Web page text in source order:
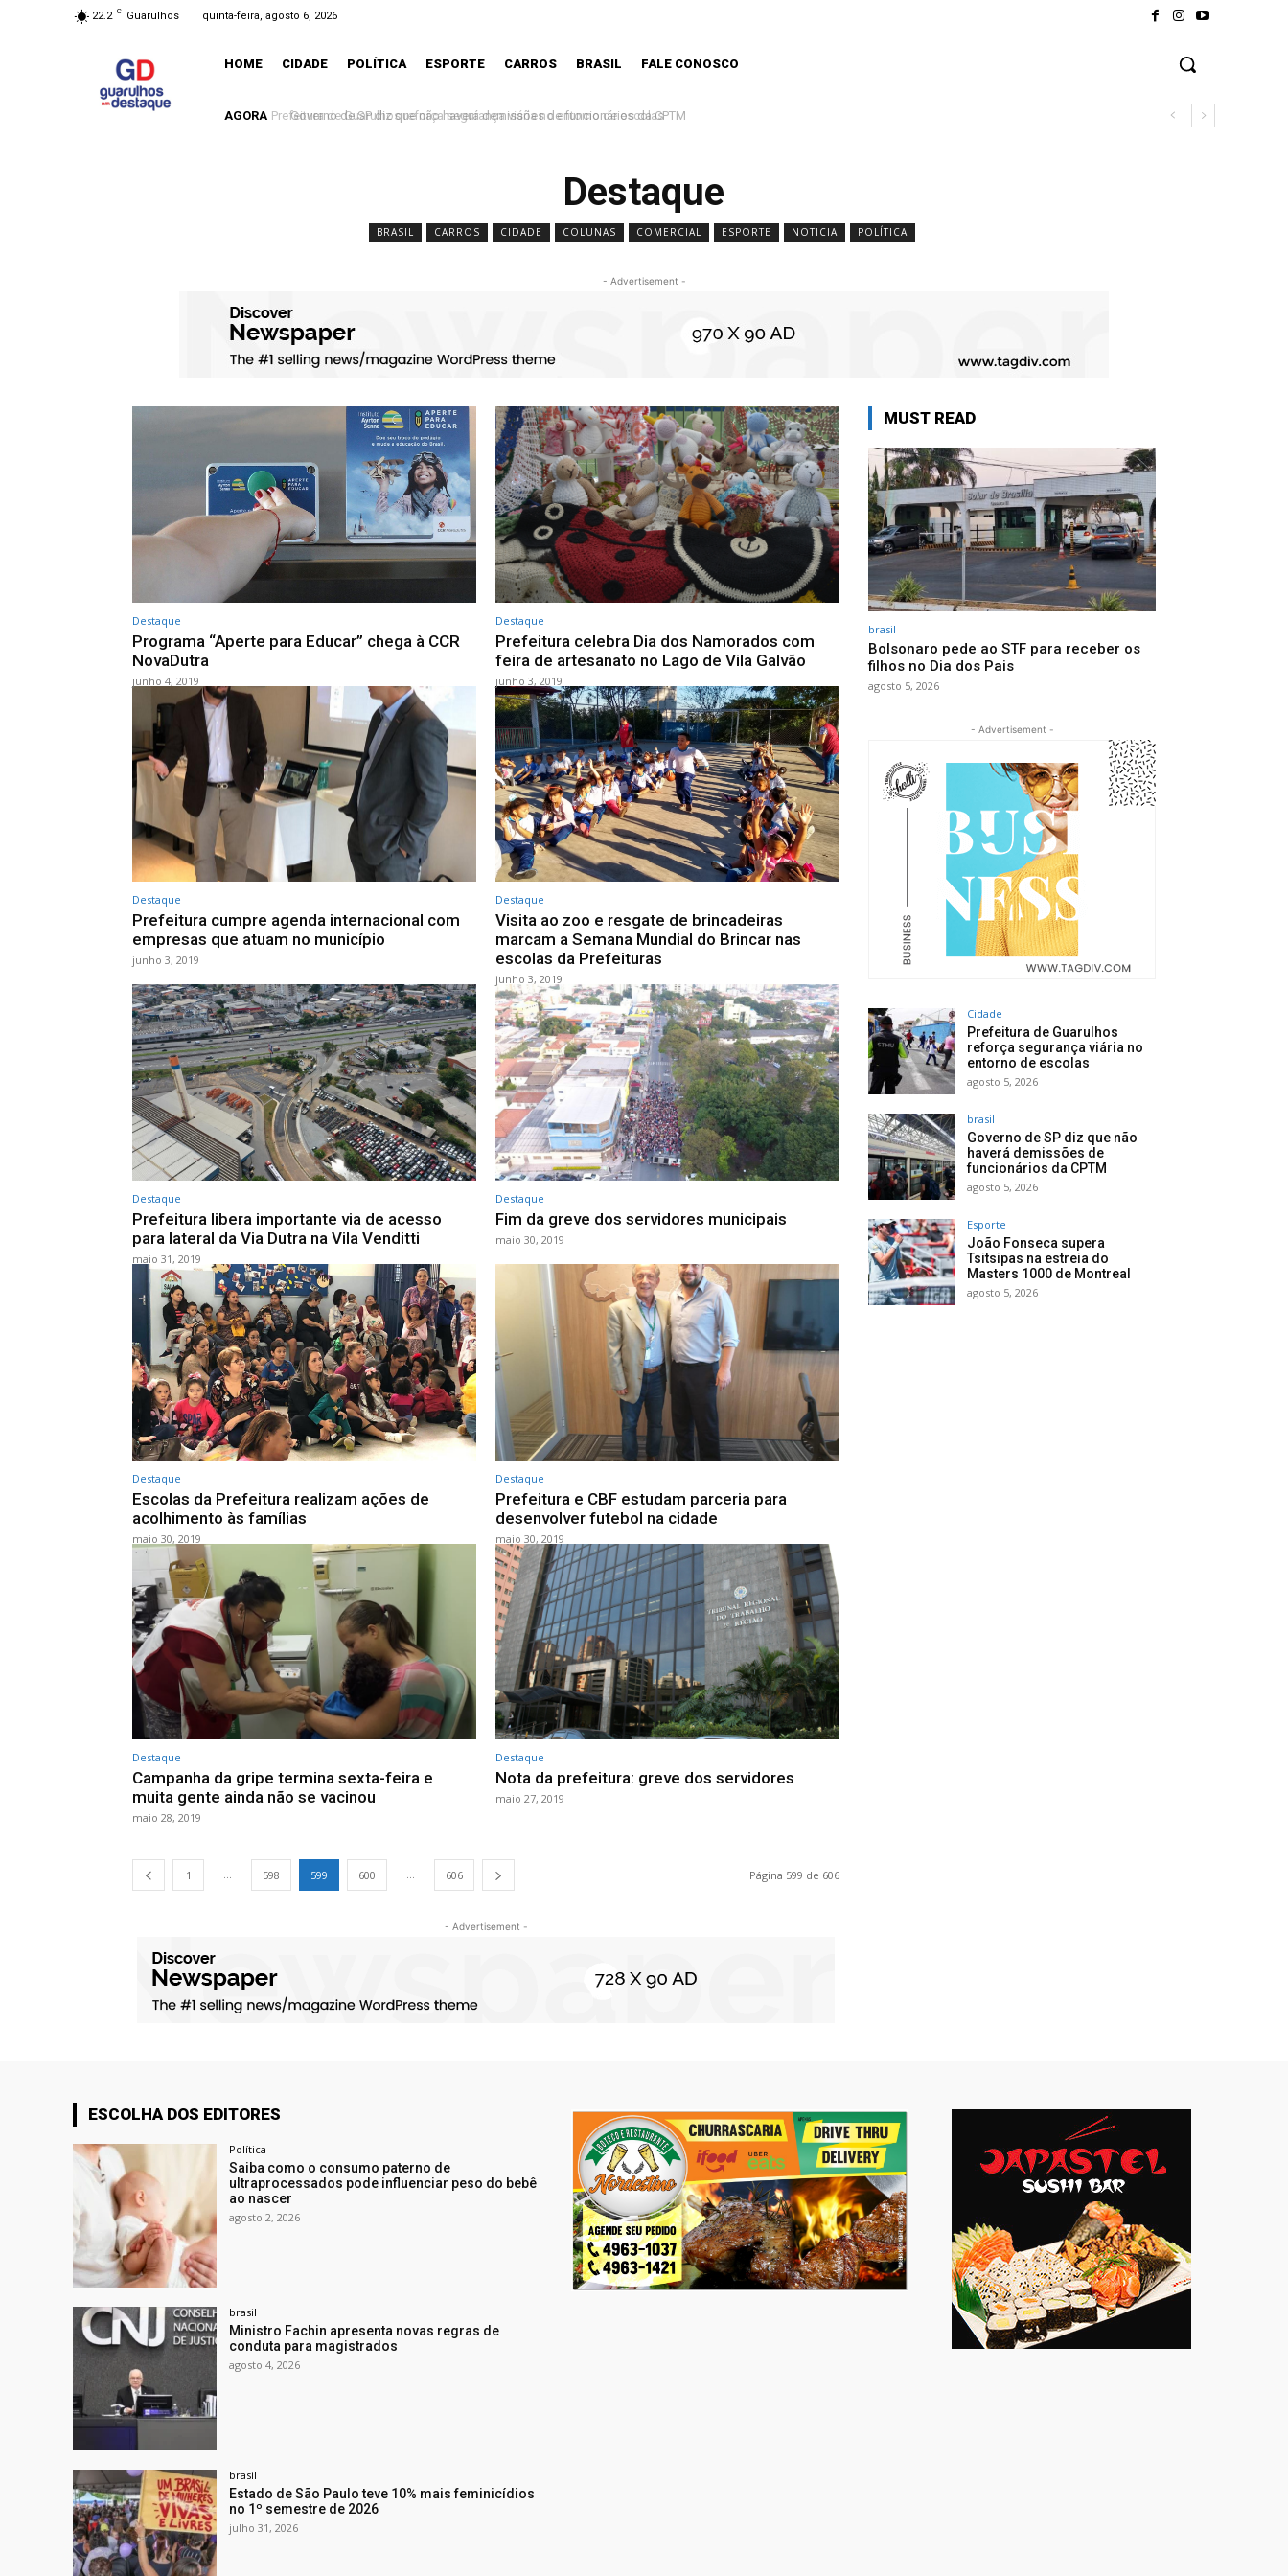
22.2 C Guarulhos quinta-feira, agosto 6, 2026
HOME CIDADE POLÍTICA ESPORTE CARROS BRASIL FALE CONOSCO
AGORA Governo de SP diz que não haverá demissões de funcionários da CPTM
Destaque
BRASIL CARROS CIDADE COLUNAS COMERCIAL ESPORTE NOTICIA POLÍTICA
- Advertisement -
Destaque
Programa “Aperte para Educar” chega à CCR
NovaDutra
junho 4, 2019
Destaque
Prefeitura celebra Dia dos Namorados com
feira de artesanato no Lago de Vila Galvão
junho 3, 2019
Destaque
Prefeitura cumpre agenda internacional com
empresas que atuam no município
junho 3, 2019
Destaque
Visita ao zoo e resgate de brincadeiras
marcam a Semana Mundial do Brincar nas
escolas da Prefeituras
junho 3, 2019
Destaque
Prefeitura libera importante via de acesso
para lateral da Via Dutra na Vila Venditti
maio 31, 2019
Destaque
Fim da greve dos servidores municipais
maio 30, 2019
Destaque
Escolas da Prefeitura realizam ações de
acolhimento às famílias
maio 30, 2019
Destaque
Prefeitura e CBF estudam parceria para
desenvolver futebol na cidade
maio 30, 2019
Destaque
Campanha da gripe termina sexta-feira e
muita gente ainda não se vacinou
maio 28, 2019
Destaque
Nota da prefeitura: greve dos servidores
maio 27, 2019
1 ... 598 599 600 ... 606 Página 599 de 606
- Advertisement -
MUST READ
brasil
Bolsonaro pede ao STF para receber os
filhos no Dia dos Pais
agosto 5, 2026
- Advertisement -
Cidade
Prefeitura de Guarulhos
reforça segurança viária no
entorno de escolas
agosto 5, 2026
brasil
Governo de SP diz que não
haverá demissões de
funcionários da CPTM
agosto 5, 2026
Esporte
João Fonseca supera
Tsitsipas na estreia do
Masters 1000 de Montreal
agosto 5, 2026
ESCOLHA DOS EDITORES
Política
Saiba como o consumo paterno de
ultraprocessados pode influenciar peso do bebê
ao nascer
agosto 2, 2026
brasil
Ministro Fachin apresenta novas regras de
conduta para magistrados
agosto 4, 2026
brasil
Estado de São Paulo teve 10% mais feminicídios
no 1º semestre de 2026
julho 31, 2026